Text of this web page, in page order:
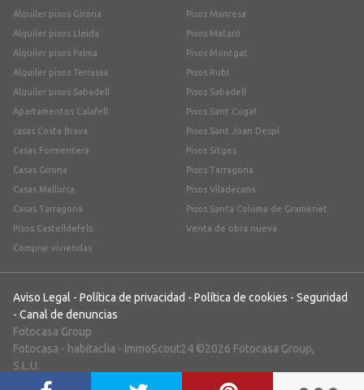
Alquiler pisos Girona
Alquiler pisos Lleida
Alquiler pisos Palma
Alquiler pisos Terrassa
Alquiler pisos Sabadell
Apartamentos Calafell
casas Costa Brava
Casas Formentera
Casas Girona
Casas Mallorca
Casas Tarragona
Pisos Castelldefels
Comprar viviendas
Pisos Manresa
Pisos Mataró
Pisos Montgat
Pisos Rubí
Pisos Sabadell
Pisos Sant Cugat
Pisos Sant Joan Despí
Pisos Sitges
Pisos Tarragona
Pisos Viladecans
Pisos Santa Coloma de Gramenet
Venta de obra nueva
Aviso Legal - Política de privacidad - Política de cookies - Seguridad
- Canal de denuncias
Fotocasa Group
Fotocasa - habitaclia - ImmoScout24 ©2026 Fotocasa Group,
S.L.U.